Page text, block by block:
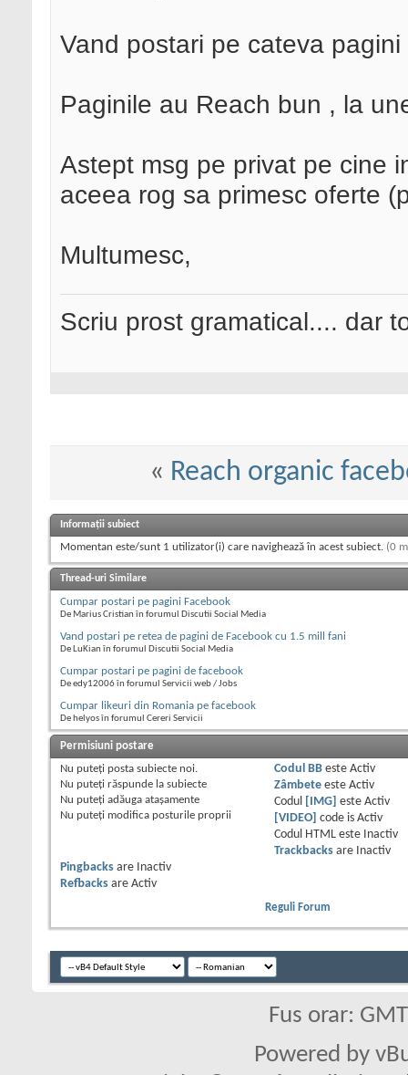
Vand postari pe cateva
Paginile au Reach bun , la
Astept msg pe privat pe cine
aceea rog sa primesc oferte
Multumesc,
Scriu prost gramatical.... dar
« Reach organic
Informații subiect
Momentan este/sunt 1 utilizator(i) care navighează în acest subiect. (0
Thread-uri Similare
Cumpar postari pe pagini Facebook
De Marius Cristian în forumul Discutii Social Media
Vand postari pe retea de pagini de Facebook cu 1.5 mill fani
De LuKian în forumul Discutii Social Media
Cumpar postari pe pagini de facebook
De edy12006 în forumul Servicii web / Jobs
Cumpar likeuri din Romania pe facebook
De helyos în forumul Cereri Servicii
Permisiuni postare
Nu puteţi posta subiecte noi.
Nu puteţi răspunde la subiecte
Nu puteţi adăuga ataşamente
Nu puteţi modifica posturile proprii
Codul BBeste Activ
Zâmbeteeste Activ
Codul
[IMG] este Activ
[VIDEO]
code is Activ
Codul HTML este
Inactiv
Trackbacksare
Inactiv
Pingbacks are
Inactiv
Refbacks are Activ
Reguli Forum
Fus orar:
Powered by